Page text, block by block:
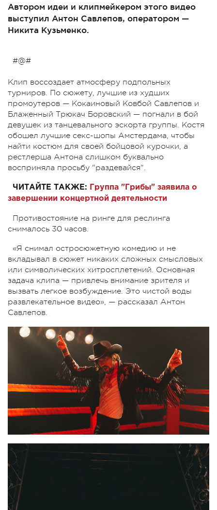
Автором идеи и клипмейкером этого видео
выступил Антон Савлепов, оператором —
Никита Кузьменко.
#@#
Клип воссоздает атмосферу подпольных
турниров. По сюжету, лучшие из худших
промоутеров — Кокаиновый Ковбой Савлепов и
Блаженный Трюкач Боровский — погнали в бой
девушек из танцевального эскорта группы. Костя
обошел лучшие секс-шопы Амстердама, чтобы
найти костюм для своей бойцовой курочки, а
рестлерша Антона слишком буквально
восприняла просьбу "раздевайся".
ЧИТАЙТЕ ТАКЖЕ:
Группа "Грибы" заявила о
завершении концертной деятельности
Противостояние на ринге для реслинга
снималось 30 часов.
«Я снимал остросюжетную комедию и не
вкладывал в сюжет никаких сложных смысловых
или символических хитросплетений. Основная
задача клипа — привлечь внимание зрителя и
вызвать легкое возбуждение. Это чистой воды
развлекательное видео», — рассказал Антон
Савлепов.